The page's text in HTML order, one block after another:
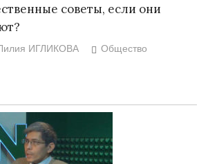
советы, если они
ИГЛИКОВА
Общество